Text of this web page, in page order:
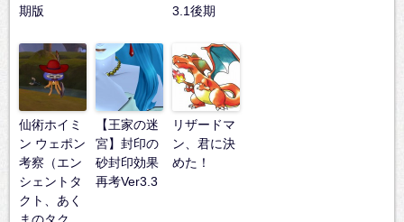
期版
3.1後期
仙術ホイミ
ン ウェポン
考察（エン
シェントタ
クト、あく
【王家の迷
宮】封印の
砂封印効果
再考Ver3.3
リザードマ
ン、君に決
めた！